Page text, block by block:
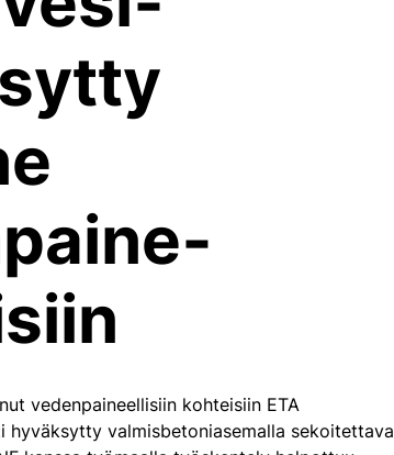
vedenpaineellisiin kohteisiin ETA
hyväksytty valmisbetoniasemalla sekoitettava